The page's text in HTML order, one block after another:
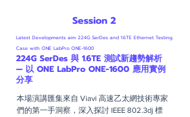
​Session 2
Latest Developments aim 224G SerDes and 1.6TE Ethernet Testing.
Case with ONE LabPro ONE-1600
224G SerDes 與 1.6TE 測試新趨勢解析
— 以 ONE LabPro ONE-1600 應用實例
分享
本場演講匯集來自 Viavi 高速乙太網技術專家
們的第一手洞察，深入探討 IEEE 802.3dj 標